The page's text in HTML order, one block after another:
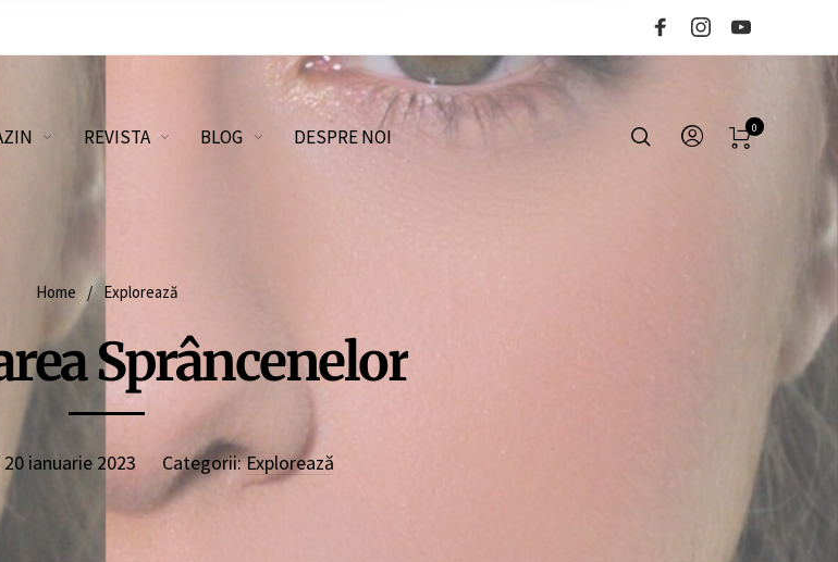
REVISTA BLOG DESPRE NOI 0
Home / Explorează
Sprâncenelor
20 ianuarie 2023 Categorii:Explorează